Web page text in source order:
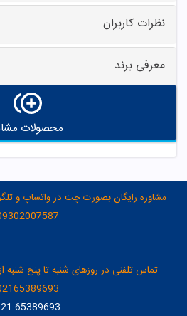
نظرات کاربران
معرفی برند
محصولات
65389693